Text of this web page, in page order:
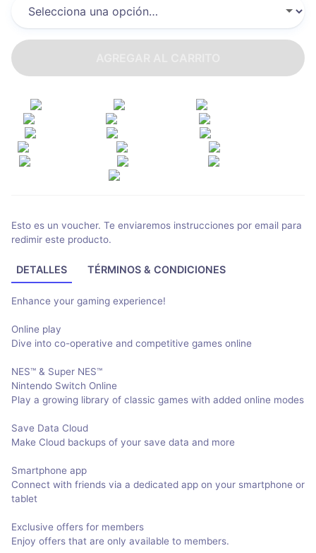
Esto es un voucher. Te enviaremos instrucciones por email para
redimir este producto.
DETALLES TÉRMINOS & CONDICIONES
Enhance your gaming experience!
Online play
Dive into co-operative and competitive games online
NES™ & Super NES™
Nintendo Switch Online
Play a growing library of classic games with added online modes
Save Data Cloud
Make Cloud backups of your save data and more
Smartphone app
Connect with friends via a dedicated app on your smartphone or
tablet
Exclusive offers for members
Enjoy offers that are only available to members.